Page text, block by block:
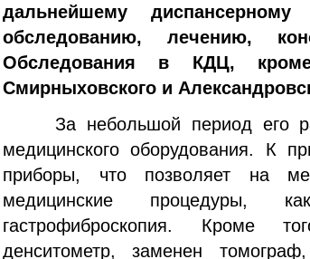
дальнейшему
обследованию, лечению,
Обследования в КДЦ,
Смирныховского и
За небольшой период его
медицинского оборудования. К
приборы, что позволяет на
медицинские процедуры,
гастрофиброскопия. Кроме
денситометр, заменен